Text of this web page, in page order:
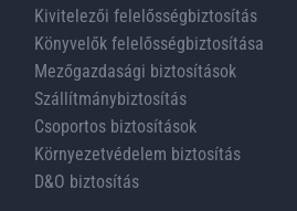
Kivitelezői felelősségbiztosítás
Könyvelők felelősségbiztosítása
Mezőgazdasági biztosítások
Szállítmánybiztosítás
Csoportos biztosítások
Környezetvédelem biztosítás
D&O biztosítás